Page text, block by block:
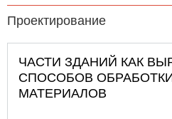
Проектирование
ЧАСТИ ЗДАНИЙ КАК
СПОСОБОВ
МАТЕРИАЛОВ